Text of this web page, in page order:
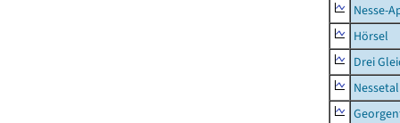
Nesse-
Hörsel
Drei
Nessetal